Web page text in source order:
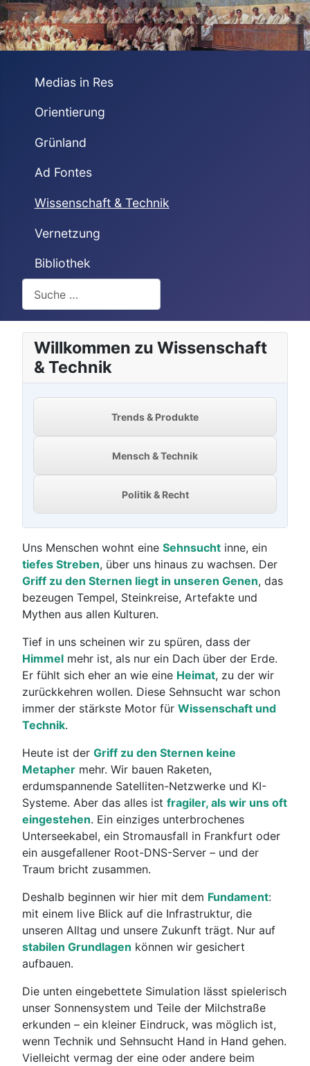
Medias in Res
Orientierung
Grünland
Ad Fontes
Wissenschaft & Technik
Vernetzung
Bibliothek
Willkommen zu Wissenschaft
& Technik
Trends & Produkte
Mensch & Technik
Politik & Recht
Uns Menschen wohnt eine Sehnsucht inne, ein
tiefes Streben, über uns hinaus zu wachsen. Der
Griff zu den Sternen liegt in unseren Genen, das
bezeugen Tempel, Steinkreise, Artefakte und
Mythen aus allen Kulturen.
Tief in uns scheinen wir zu spüren, dass der
Himmel mehr ist, als nur ein Dach über der Erde.
Er fühlt sich eher an wie eine Heimat, zu der wir
zurückkehren wollen. Diese Sehnsucht war schon
immer der stärkste Motor für Wissenschaft und
Technik.
Heute ist der Griff zu den Sternen keine
Metapher mehr. Wir bauen Raketen,
erdumspannende Satelliten-Netzwerke und KI-
Systeme. Aber das alles ist fragiler, als wir uns oft
eingestehen. Ein einziges unterbrochenes
Unterseekabel, ein Stromausfall in Frankfurt oder
ein ausgefallener Root-DNS-Server – und der
Traum bricht zusammen.
Deshalb beginnen wir hier mit dem Fundament:
mit einem live Blick auf die Infrastruktur, die
unseren Alltag und unsere Zukunft trägt. Nur auf
stabilen Grundlagen können wir gesichert
aufbauen.
Die unten eingebettete Simulation lässt spielerisch
unser Sonnensystem und Teile der Milchstraße
erkunden – ein kleiner Eindruck, was möglich ist,
wenn Technik und Sehnsucht Hand in Hand gehen.
Vielleicht vermag der eine oder andere beim